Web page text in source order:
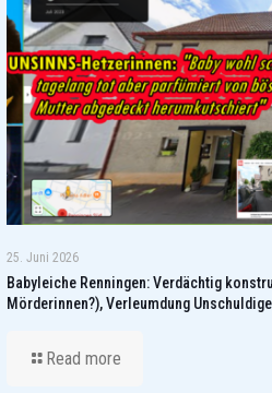
25. Juni 2026
Babyleiche Renningen: Verdächtig
Mörderinnen?), Verleumdung
Read more